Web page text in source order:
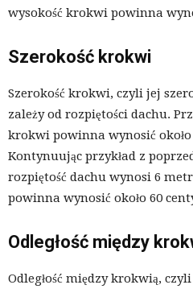
wysokość krokwi powinna
Szerokość krokwi
Szerokość krokwi, czyli jej
zależy od rozpiętości dachu.
krokwi powinna wynosić około
Kontynuując przykład z
rozpiętość dachu wynosi 6
powinna wynosić około 60
Odległość między
Odległość między krokwią,